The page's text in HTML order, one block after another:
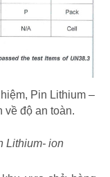
Pin Lithium –
về độ an toàn.
Lithium- ion